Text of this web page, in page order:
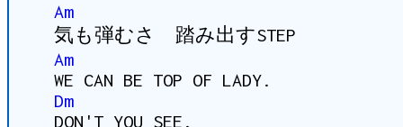
Am
気も弾むさ 踏み出すSTEP
Am
WE CAN BE TOP OF LADY.
Dm
DON'T YOU SEE.